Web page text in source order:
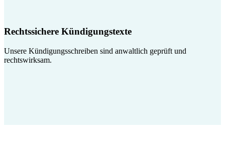
Rechtssichere Kündigungstexte
Unsere Kündigungsschreiben sind anwaltlich geprüft und
rechtswirksam.